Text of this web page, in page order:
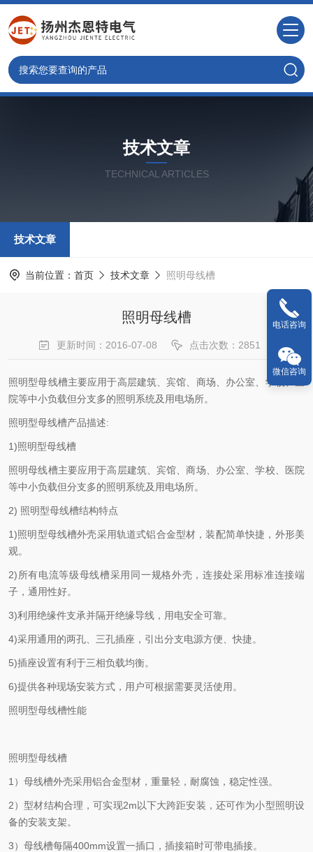
技术文章
TECHNICAL ARTICLES
技术文章
当前位置： 首页 技术文章 照明母线槽
照明母线槽
更新时间：2016-07-08 点击次数：2851
照明型母线槽主要应用于高层建筑、宾馆、商场、办公室、学校、医
院等中小负载但分支多的照明系统及用电场所。
照明型母线槽产品描述:
1)照明型母线槽
照明母线槽主要应用于高层建筑、宾馆、商场、办公室、学校、医院
等中小负载但分支多的照明系统及用电场所。
2) 照明型母线槽结构特点
1)照明型母线槽外壳采用轨道式铝合金型材，装配简单快捷，外形美
观。
2)所有电流等级母线槽采用同一规格外壳，连接处采用标准连接端
子，通用性好。
3)利用绝缘件支承并隔开绝缘导线，用电安全可靠。
4)采用通用的两孔、三孔插座，引出分支电源方便、快捷。
5)插座设置有利于三相负载均衡。
6)提供各种现场安装方式，用户可根据需要灵活使用。
照明型母线槽性能
照明型母线槽
1）母线槽外壳采用铝合金型材，重量轻，耐腐蚀，稳定性强。
2）型材结构合理，可实现2m以下大跨距安装，还可作为小型照明设
备的安装支架。
3）母线槽每隔400mm设置一插口，插接箱时可带电插接。
电话咨询
微信咨询